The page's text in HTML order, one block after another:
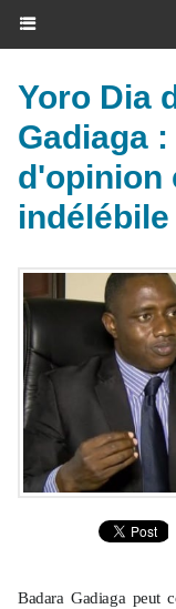
Yoro Dia
Gadiaga
d'opinion
Badara Gadiaga peut compter sur le Dr Yoro Dia parmi ses fidèles